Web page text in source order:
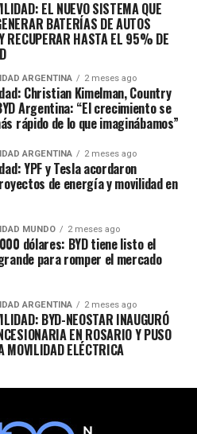
EL NUEVO SISTEMA QUE
BATERÍAS DE AUTOS
RECUPERAR HASTA EL 95% DE
ARGENTINA 2 meses ago
Christian Kimelman, Country
Argentina: “El crecimiento se
rápido de lo que imaginábamos”
ARGENTINA 2 meses ago
YPF y Tesla acordaron
de energía y movilidad en
MUNDO 2 meses ago
dólares: BYD tiene listo el
para romper el mercado
ARGENTINA 2 meses ago
BYD-NEOSTAR INAUGURÓ
EN ROSARIO Y PUSO
MOVILIDAD ELÉCTRICA